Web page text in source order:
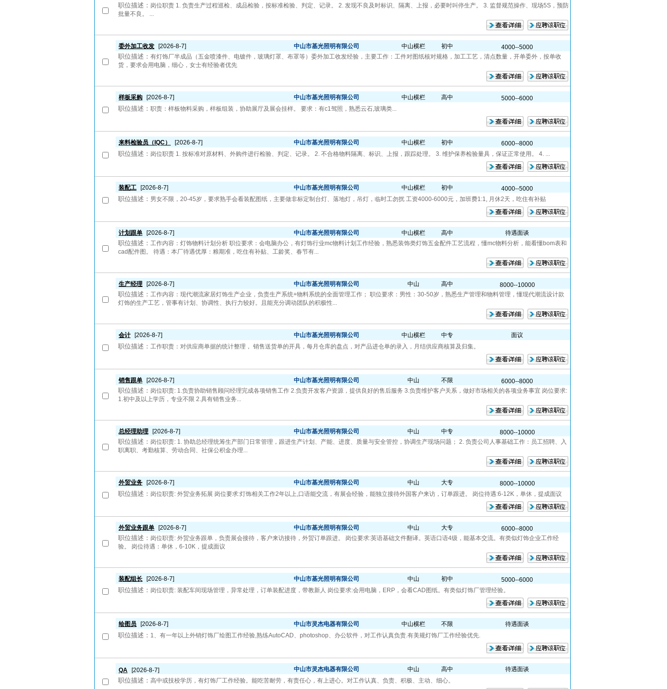
职位描述： 岗位职责 1. 负责生产过程巡检、成品检验，按标准检验、判定、记录。 2. 发现不良及时标识、隔离、上报，必要时叫停生产。 3. 监督规范操作、现场5S，预防
批量不良。 ...
委外加工收发 [2026-8-7] 中山市基光照明有限公司 中山横栏 初中 4000--5000
职位描述： 有灯饰厂半成品（五金喷漆件、电镀件，玻璃灯罩、布罩等）委外加工收发经验，主要工作：工件对图纸核对规格，加工工艺，清点数量，开单委外，按单收
货，要求会用电脑，细心，女士有经验者优先
样板采购 [2026-8-7] 中山市基光照明有限公司 中山横栏 高中 5000--6000
职位描述： 职责：样板物料采购，样板组装，协助展厅及展会挂样。 要求：有c1驾照，熟悉云石,玻璃类...
来料检验员（IQC） [2026-8-7] 中山市基光照明有限公司 中山横栏 初中 6000--8000
职位描述： 岗位职责 1. 按标准对原材料、外购件进行检验、判定、记录。 2. 不合格物料隔离、标识、上报，跟踪处理。 3. 维护保养检验量具，保证正常使用。 4. ...
装配工 [2026-8-7] 中山市基光照明有限公司 中山横栏 初中 4000--5000
职位描述： 男女不限，20-45岁，要求熟手会看装配图纸，主要做非标定制台灯、落地灯，吊灯，临时工勿扰 工资4000-6000元，加班费1:1, 月休2天，吃住有补贴
计划跟单 [2026-8-7] 中山市基光照明有限公司 中山横栏 高中 待遇面谈
职位描述： 工作内容：灯饰物料计划分析 职位要求：会电脑办公，有灯饰行业mc物料计划工作经验，熟悉装饰类灯饰五金配件工艺流程，懂mc物料分析，能看懂bom表和
cad配件图。 待遇：本厂待遇优厚：粮期准，吃住有补贴、工龄奖、春节有...
生产经理 [2026-8-7] 中山市基光照明有限公司 中山 高中 8000--10000
职位描述： 工作内容：现代潮流家居灯饰生产企业，负责生产系统+物料系统的全面管理工作； 职位要求：男性：30-50岁，熟悉生产管理和物料管理，懂现代潮流设计款
灯饰的生产工艺，管事有计划、协调性、执行力较好。且能充分调动团队的积极性...
会计 [2026-8-7] 中山市基光照明有限公司 中山横栏 中专 面议
职位描述： 工作职责：对供应商单据的统计整理， 销售送货单的开具，每月仓库的盘点，对产品进仓单的录入，月结供应商核算及归集。
销售跟单 [2026-8-7] 中山市基光照明有限公司 中山 不限 6000--8000
职位描述： 岗位职责: 1.负责协助销售顾问经理完成各项销售工作 2.负责开发客户资源，提供良好的售后服务 3.负责维护客户关系，做好市场相关的各项业务事宜 岗位要求:
1.初中及以上学历，专业不限 2.具有销售业务...
总经理助理 [2026-8-7] 中山市基光照明有限公司 中山 中专 8000--10000
职位描述： 岗位职责: 1. 协助总经理统筹生产部门日常管理，跟进生产计划、产能、进度、质量与安全管控，协调生产现场问题； 2. 负责公司人事基础工作：员工招聘、入
职离职、考勤核算、劳动合同、社保公积金办理...
外贸业务 [2026-8-7] 中山市基光照明有限公司 中山 大专 8000--10000
职位描述： 岗位职责: 外贸业务拓展 岗位要求:灯饰相关工作2年以上,口语能交流，有展会经验，能独立接待外国客户来访，订单跟进。 岗位待遇:6-12K，单休，提成面议
外贸业务跟单 [2026-8-7] 中山市基光照明有限公司 中山 大专 6000--8000
职位描述： 岗位职责: 外贸业务跟单，负责展会接待，客户来访接待，外贸订单跟进。 岗位要求:英语基础文件翻译。英语口语4级，能基本交流。有类似灯饰企业工作经
验。 岗位待遇：单休，6-10K，提成面议
装配组长 [2026-8-7] 中山市基光照明有限公司 中山 初中 5000--6000
职位描述： 岗位职责: 装配车间现场管理，异常处理，订单装配进度，带教新人 岗位要求:会用电脑，ERP，会看CAD图纸。有类似灯饰厂管理经验。
绘图员 [2026-8-7] 中山市灵杰电器有限公司 中山横栏 不限 待遇面谈
职位描述： 1、有一年以上外销灯饰厂绘图工作经验,熟练AutoCAD、photoshop、办公软件，对工作认真负责.有美规灯饰厂工作经验优先.
QA [2026-8-7] 中山市灵杰电器有限公司 中山 高中 待遇面谈
职位描述： 高中或技校学历，有灯饰厂工作经验。能吃苦耐劳，有责任心，有上进心。对工作认真、负责、积极、主动、细心。